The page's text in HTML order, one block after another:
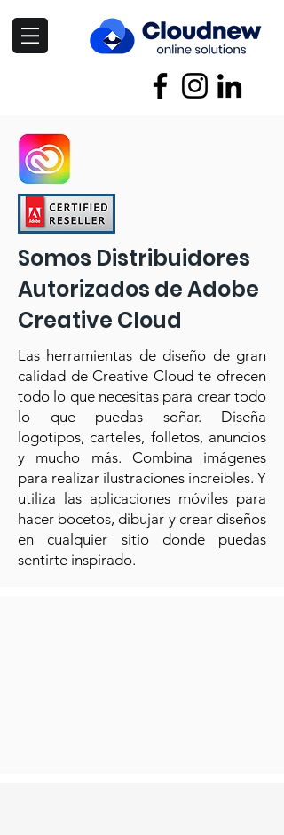
Somos Distribuidores
Autorizados de Adobe
Creative Cloud
Las herramientas de diseño de gran
calidad de Creative Cloud te ofrecen
todo lo que necesitas para crear todo
lo que puedas soñar. Diseña
logotipos, carteles, folletos, anuncios
y mucho más. Combina imágenes
para realizar ilustraciones increíbles. Y
utiliza las aplicaciones móviles para
hacer bocetos, dibujar y crear diseños
en cualquier sitio donde puedas
sentirte inspirado.